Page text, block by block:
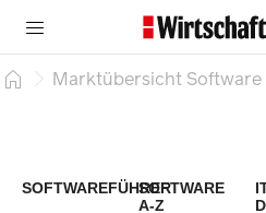
Marktübersicht
SOFTWAREFÜHRERSOFTWARE
A-Z